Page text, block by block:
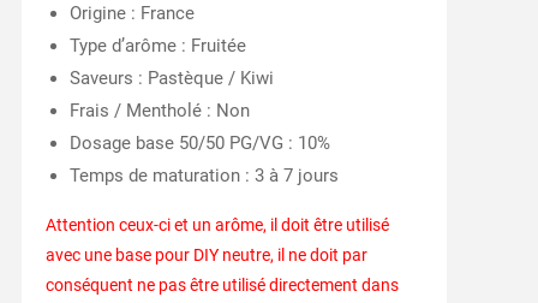
Origine : France
Type d’arôme : Fruitée
Saveurs : Pastèque / Kiwi
Frais / Mentholé : Non
Dosage base 50/50 PG/VG : 10%
Temps de maturation : 3 à 7 jours
Attention ceux-ci et un arôme, il doit être utilisé
avec une base pour DIY neutre, il ne doit par
conséquent ne pas être utilisé directement dans